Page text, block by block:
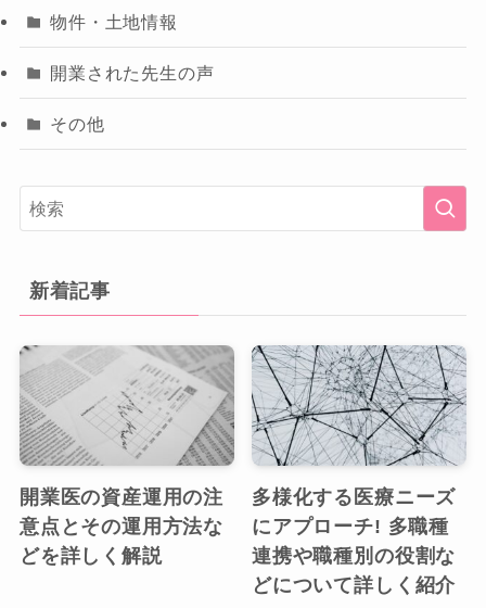
物件・土地情報
開業された先生の声
その他
新着記事
開業医の資産運用の注
意点とその運用方法な
どを詳しく解説
多様化する医療ニーズ
にアプローチ! 多職種
連携や職種別の役割な
どについて詳しく紹介